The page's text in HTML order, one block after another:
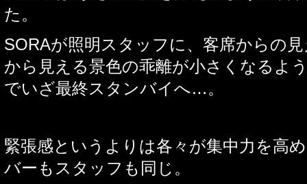
た。
SORAが照明スタッフに、客席からの
から見える景色の乖離が小さくなるよ
でいざ最終スタンバイへ…。
緊張感というよりは各々が集中力を高
バーもスタッフも同じ。